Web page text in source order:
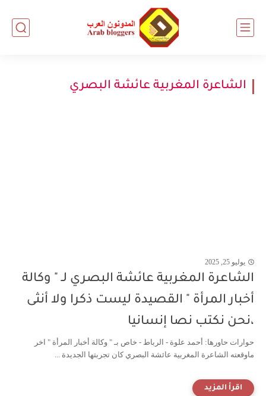
الشاعرة المغربية عائشة البصري
يوليو 25, 2025
الشاعرة المغربية عائشة البصري لـ " وكالة
أخبار المرأة " القصيدة ليست ذكرا ولا أنثى
،نحن نكتب نصا إنسانيا
حوارات حاورها: أحمد علوة - الرباط - خاص بـ " وكالة أخبار المرأة " اخر
ماوقعته الشاعرة المغربية عائشة البصري كان تجربتها الجديدة ...